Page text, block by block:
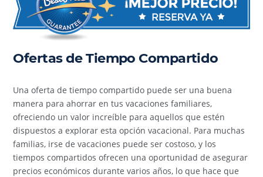
Ofertas de Tiempo Compartido
Una oferta de tiempo compartido puede ser una buena
manera para ahorrar en tus vacaciones familiares,
ofreciendo un valor increíble para aquellos que estén
dispuestos a explorar esta opción vacacional. Para muchas
familias, irse de vacaciones puede ser costoso, y los
tiempos compartidos ofrecen una oportunidad de asegurar
precios económicos durante varios años, lo que hace que